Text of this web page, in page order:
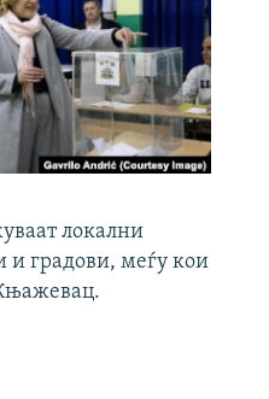
локални
и градови, меѓу кои